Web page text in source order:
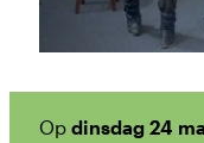
Op dinsdag 24